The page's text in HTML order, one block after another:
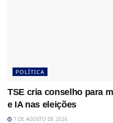
POLÍTICA
TSE cria conselho para
e IA nas eleições
7 DE AGOSTO DE 2026